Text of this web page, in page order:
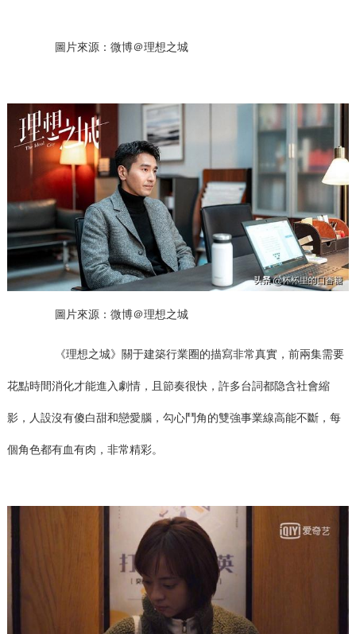
圖片來源：微博＠理想之城
圖片來源：微博＠理想之城
《理想之城》關于建築行業圈的描寫非常真實，前兩集需要
花點時間消化才能進入劇情，且節奏很快，許多台詞都隐含社會縮
影，人設沒有傻白甜和戀愛腦，勾心鬥角的雙強事業線高能不斷，每
個角色都有血有肉，非常精彩。